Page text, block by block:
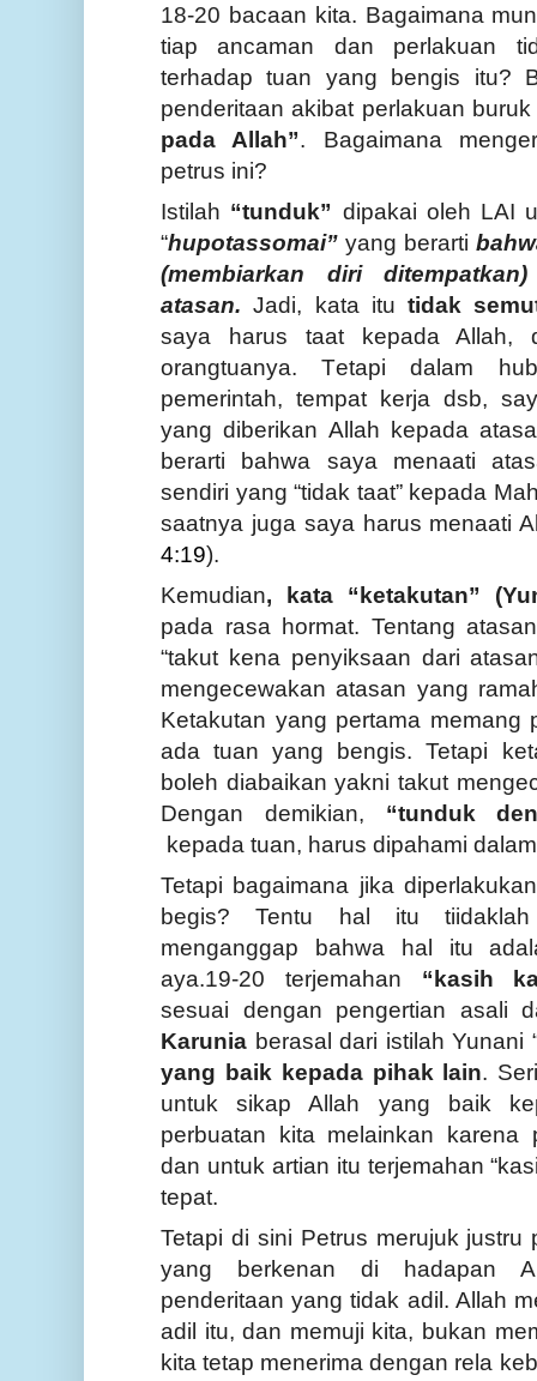
18-20 bacaan kita. Bagaimana
tiap ancaman dan perlakuan
terhadap tuan yang bengis itu?
penderitaan akibat perlakuan
pada Allah”. Bagaimana
petrus ini?
Istilah “tunduk” dipakai oleh LAI
“hupotassomai” yang berarti
(membiarkan diri
atasan. Jadi, kata itutidak
saya harus taat kepada Allah,
orangtuanya. Tetapi dalam
pemerintah, tempat kerja dsb,
yang diberikan Allah kepada
berarti bahwa saya menaati
sendiri yang “tidak taat”kepada
saatnya juga saya harus menaati
4:19).
Kemudian, kata “ketakutan” (
pada rasa hormat. Tentang
“takut kena penyiksaan dari
mengecewakan atasan yang
Ketakutan yang pertama memang
ada tuan yang bengis. Tetapi
boleh diabaikan yakni takut
Dengan demikian, “tunduk
kepada tuan, harus dipahami
Tetapi bagaimana jika
begis? Tentu hal itu
menganggap bahwa hal itu
aya.19-20 terjemahan “kasih
sesuai dengan pengertian asali
Karunia berasal dari istilah Yunani
yang baik kepada pihak lain.
untuk sikap Allah yang baik
perbuatan kita melainkan karena
dan untuk artian itu terjemahan
tepat.
Tetapi di sini Petrus merujuk
yang berkenan di hadapan
penderitaan yang tidak adil. Allah
adil itu, dan memuji kita, bukan
kita tetap menerima dengan rela